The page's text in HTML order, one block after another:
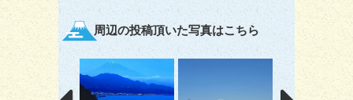
周辺の投稿頂いた写真はこちら